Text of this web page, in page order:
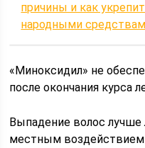
причины и как
народными
«Миноксидил» не
после окончания курса
Выпадение волос лучше
местным воздействием